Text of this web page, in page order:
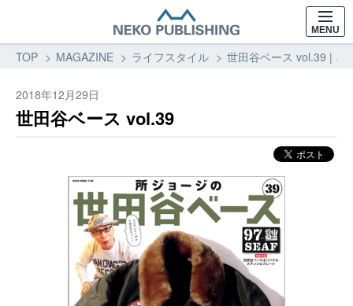
MENU
TOP MAGAZINE ライフスタイル 世田谷ベース vol.39 | ネ
2018年12月29日
世田谷ベース vol.39